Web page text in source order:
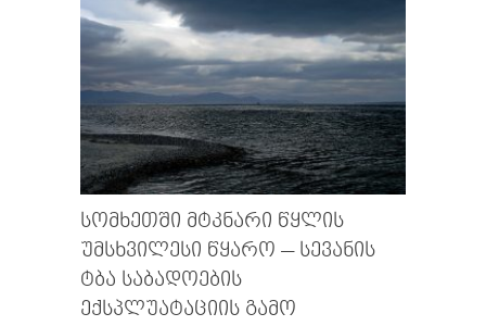
ᲡᲝᲛᲮᲔᲗᲨᲘ ᲛᲢᲙᲜᲐᲠᲘ ᲬᲧᲚᲘᲡ
ᲣᲛᲡᲮᲕᲘᲚᲔᲡᲘ ᲬᲧᲐᲠᲝ – ᲡᲔᲕᲐᲜᲘᲡ
ᲢᲑᲐ ᲡᲐᲑᲐᲓᲝᲔᲑᲘᲡ
ᲔᲥᲡᲞᲚᲣᲐᲢᲐᲪᲘᲘᲡ ᲒᲐᲛᲝ